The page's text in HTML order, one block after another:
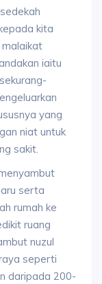
kita
iaitu
yang
niat untuk
sakit.
serta
rumah ke
ruang
nuzul
seperti
daripada 200-